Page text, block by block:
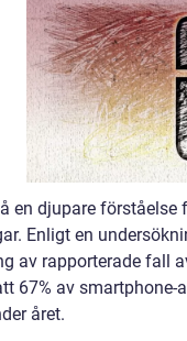
en djupare
Enligt en
av rapporterade fall
67% av
året.